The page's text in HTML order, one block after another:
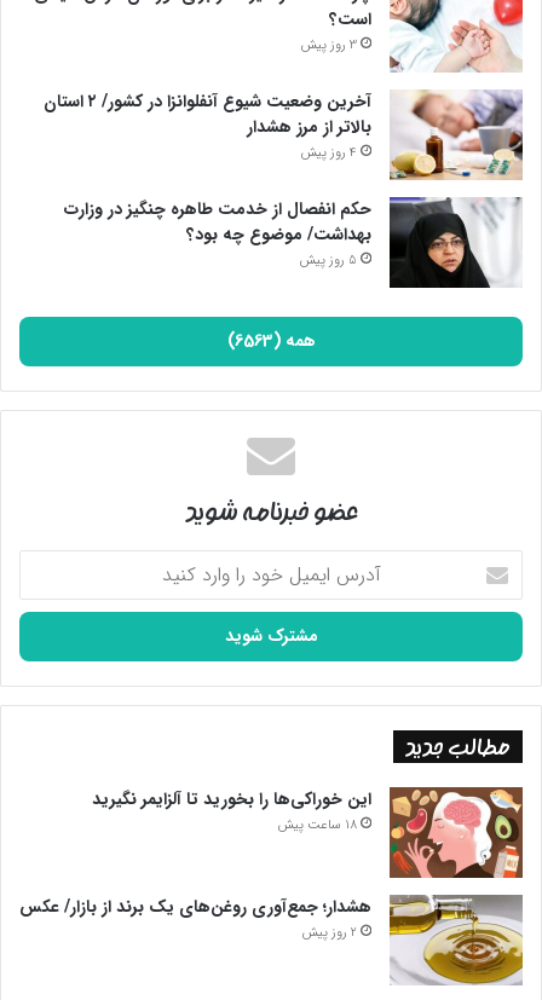
است؟
3 روز پیش
آخرین وضعیت شیوع آنفلوانزا در کشور/ ۲ استان
بالاتر از مرز هشدار
4 روز پیش
حکم انفصال از خدمت طاهره چنگیز در وزارت
بهداشت/ موضوع چه بود؟
5 روز پیش
همه (6563)
عضو خبرنامه شوید
آدرس
ایمیل
خود
وارد
کنید
مطالب جدید
این خوراکی‌ها را بخورید تا آلزایمر نگیرید
18 ساعت پیش
هشدار؛ جمع‌آوری روغن‌های یک برند از بازار/ عکس
2 روز پیش